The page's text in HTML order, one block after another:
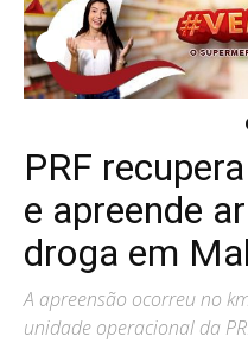
PRF
e apreende
droga em
A apreensão ocorreu no
unidade operacional da